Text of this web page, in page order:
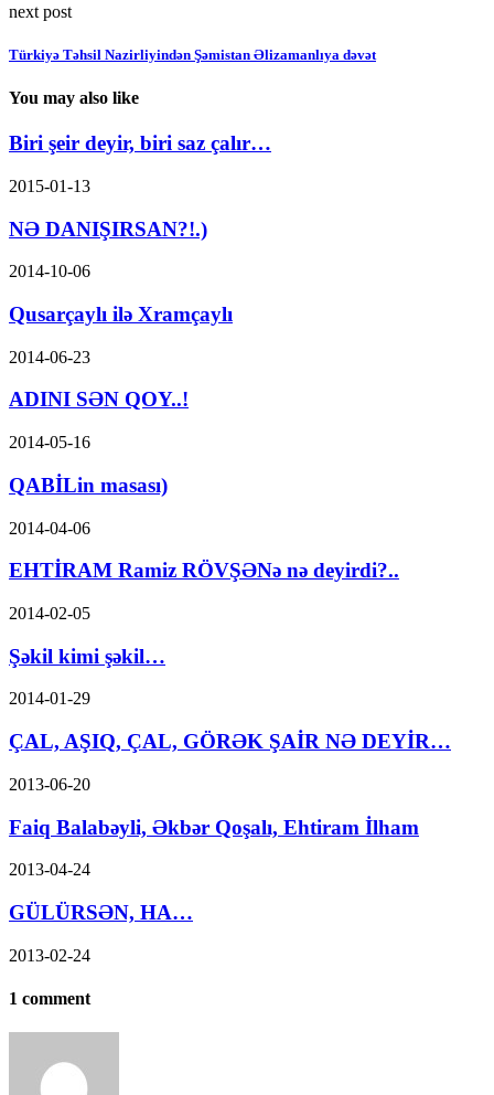
next post
Türkiyə Təhsil Nazirliyindən Şəmistan Əlizamanlıya dəvət
You may also like
Biri şeir deyir, biri saz çalır…
2015-01-13
NƏ DANIŞIRSAN?!.)
2014-10-06
Qusarçaylı ilə Xramçaylı
2014-06-23
ADINI SƏN QOY..!
2014-05-16
QABİLin masası)
2014-04-06
EHTİRAM Ramiz RÖVŞƏNə nə deyirdi?..
2014-02-05
Şəkil kimi şəkil…
2014-01-29
ÇAL, AŞIQ, ÇAL, GÖRƏK ŞAİR NƏ DEYİR…
2013-06-20
Faiq Balabəyli, Əkbər Qoşalı, Ehtiram İlham
2013-04-24
GÜLÜRSƏN, HA…
2013-02-24
1 comment